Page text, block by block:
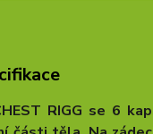
RIGG se 6